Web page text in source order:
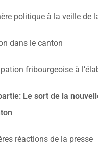
politique à la veille de
dans le canton
fribourgeoise à
Le sort de la
réactions de la presse